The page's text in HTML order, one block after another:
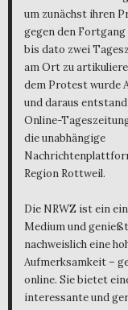
um zunächst ihren
gegen den
bis dato zwei
am Ort zu
dem Protest wurde
und daraus
Online-
die unabhängige
Region Rottweil.
Die NRWZ ist ein
Medium und genießt
nachweislich eine
Aufmerksamkeit –
online. Sie bietet
interessante und